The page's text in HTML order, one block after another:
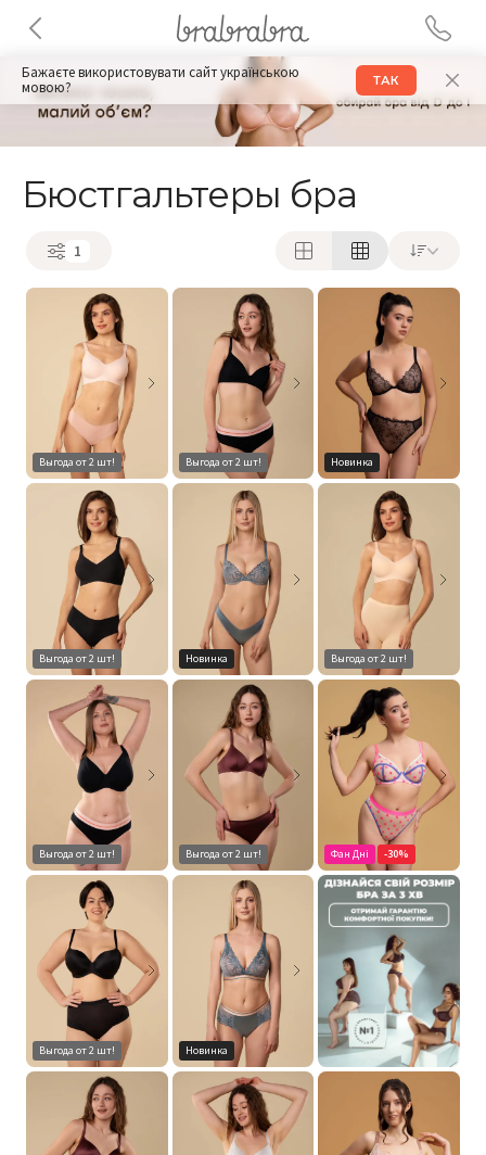
Бажаєте використовувати сайт українською
мовою?
ТАК
Бюстгальтеры бра
1
Выгода от 2 шт! Выгода от 2 шт! Новинка
Выгода от 2 шт! Новинка Выгода от 2 шт!
Выгода от 2 шт! Выгода от 2 шт! Фан Дні -30%
Выгода от 2 шт! Новинка